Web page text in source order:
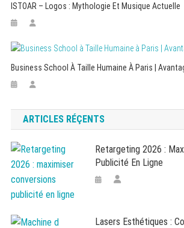
ISTOAR – Logos : Mythologie Et Musique Actuelle
Business School À Taille Humaine À Paris |
ARTICLES RÉÇENTS
Retargeting 2026 :
Publicité En Ligne
Lasers Esthétiques :